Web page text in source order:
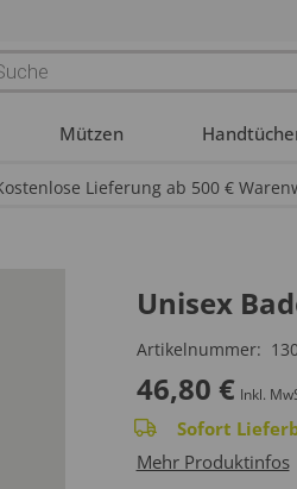
Mützen
Lieferung ab 500 €
Unisex
Artikelnummer:
46,80 € Inkl.
Sofort
Mehr Produktinfos